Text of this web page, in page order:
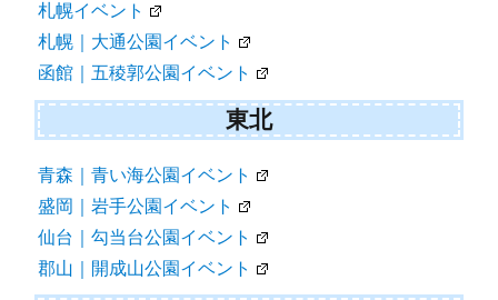
札幌イベント
札幌｜大通公園イベント
函館｜五稜郭公園イベント
東北
青森｜青い海公園イベント
盛岡｜岩手公園イベント
仙台｜勾当台公園イベント
郡山｜開成山公園イベント